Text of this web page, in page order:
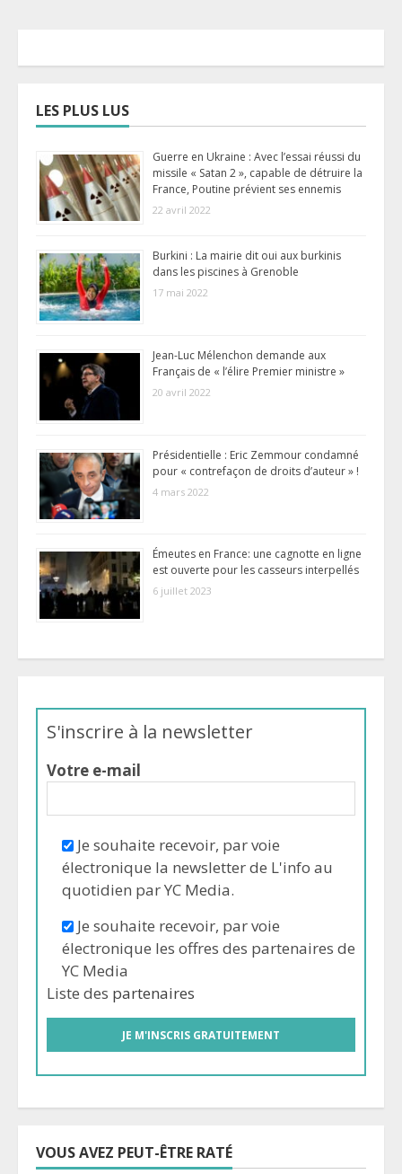
LES PLUS LUS
Guerre en Ukraine : Avec l’essai réussi du
missile « Satan 2 », capable de détruire la
France, Poutine prévient ses ennemis
22 avril 2022
Burkini : La mairie dit oui aux burkinis
dans les piscines à Grenoble
17 mai 2022
Jean-Luc Mélenchon demande aux
Français de « l’élire Premier ministre »
20 avril 2022
Présidentielle : Eric Zemmour condamné
pour « contrefaçon de droits d’auteur » !
4 mars 2022
Émeutes en France: une cagnotte en ligne
est ouverte pour les casseurs interpellés
6 juillet 2023
S'inscrire à la newsletter
Votre e-mail
Je souhaite recevoir, par voie
électronique la newsletter de L'info au
quotidien par YC Media.
Je souhaite recevoir, par voie
électronique les offres des partenaires de
YC Media
Liste des partenaires
VOUS AVEZ PEUT-ÊTRE RATÉ